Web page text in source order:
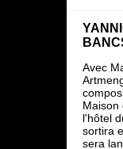
Avec
Maison
l'hôtel
sortira
sera